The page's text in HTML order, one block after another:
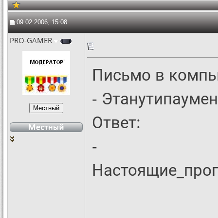
09.02.2006, 15:08
PRO-GAMER
Письмо в
-
Ответ:
-